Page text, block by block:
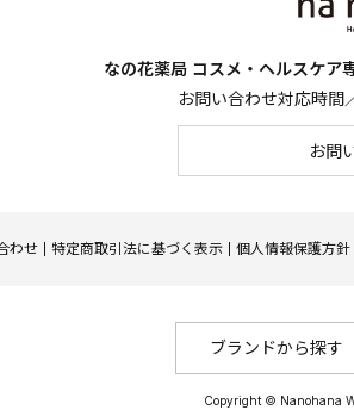
なの花薬局 コスメ・ヘルスケア
お問い合わせ対応時間
お問
わせ 特定商取引法に基づく表示 個人情報保護方針
ブランドから探す
Copyright © Nanohana